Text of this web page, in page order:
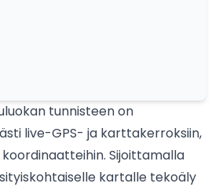
tunnisteen on
live-GPS- ja karttakerroksiin,
Sijoittamalla
kartalle tekoäly